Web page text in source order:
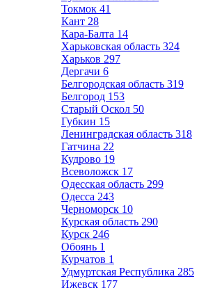
Токмок 41
Кант 28
Кара-Балта 14
Харьковская область 324
Харьков 297
Дергачи 6
Белгородская область 319
Белгород 153
Старый Оскол 50
Губкин 15
Ленинградская область 318
Гатчина 22
Кудрово 19
Всеволожск 17
Одесская область 299
Одесса 243
Черноморск 10
Курская область 290
Курск 246
Обоянь 1
Курчатов 1
Удмуртская Республика 285
Ижевск 177